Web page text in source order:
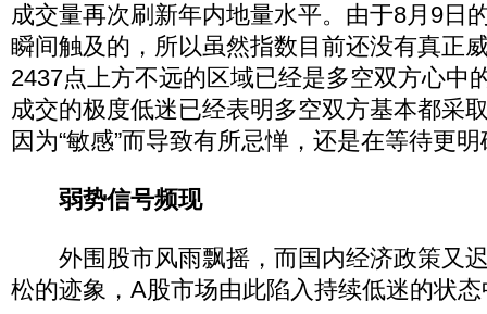
成交量再次刷新年内地量水平。由于8月9日
瞬间触及的，所以虽然指数目前还没有真正
2437点上方不远的区域已经是多空双方心中
成交的极度低迷已经表明多空双方基本都采
因为“敏感”而导致有所忌惮，还是在等待更
弱势信号频现
外围股市风雨飘摇，而国内经济政策又
松的迹象，A股市场由此陷入持续低迷的状